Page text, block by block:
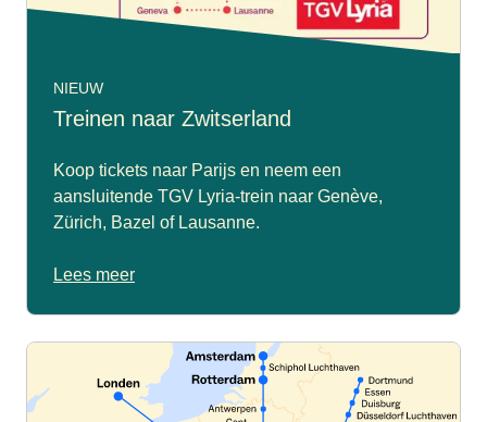
NIEUW
Treinen naar Zwitserland
Koop tickets naar Parijs en neem een
aansluitende TGV Lyria-trein naar Genève,
Zürich, Bazel of Lausanne.
Lees meer